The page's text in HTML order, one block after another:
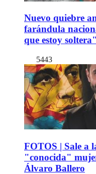
Nuevo quiebre
farándula
que estoy soltera"
5443
FOTOS | Sale a
"conocida"
Álvaro Ballero